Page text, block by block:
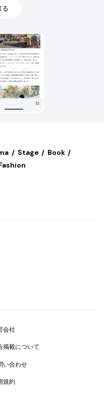
る
Stage
Book
会社
掲載について
い合わせ
規約